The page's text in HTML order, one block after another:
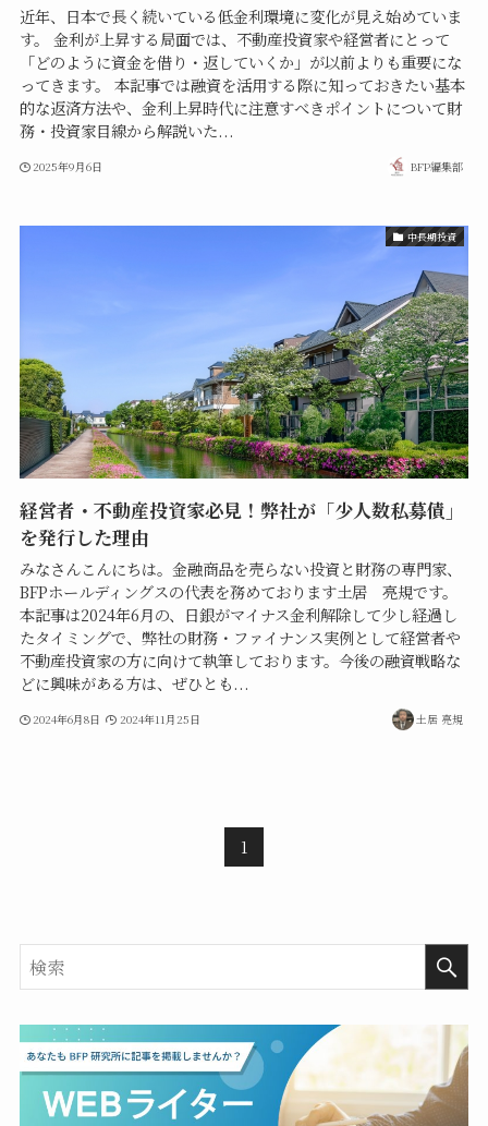
近年、日本で長く続いている低金利環境に変化が見え始めていま
す。 金利が上昇する局面では、不動産投資家や経営者にとって
「どのように資金を借り・返していくか」が以前よりも重要にな
ってきます。 本記事では融資を活用する際に知っておきたい基本
的な返済方法や、金利上昇時代に注意すべきポイントについて財
務・投資家目線から解説いた...
2025年9月6日 BFP編集部
中長期投資
経営者・不動産投資家必見！弊社が「少人数私募債」
を発行した理由
みなさんこんにちは。金融商品を売らない投資と財務の専門家、
BFPホールディングスの代表を務めております土居 亮規です。
本記事は2024年6月の、日銀がマイナス金利解除して少し経過し
たタイミングで、弊社の財務・ファイナンス実例として経営者や
不動産投資家の方に向けて執筆しております。今後の融資戦略な
どに興味がある方は、ぜひとも...
2024年6月8日 2024年11月25日 土居 亮規
1